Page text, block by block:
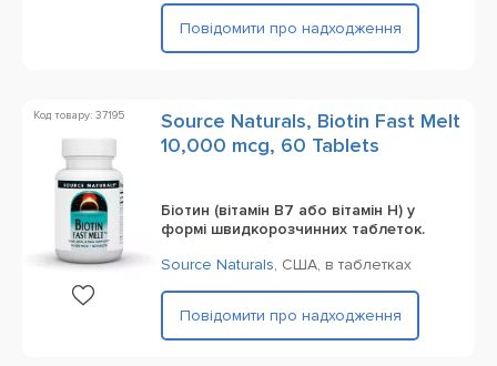
Повідомити про надходження
Код товару: 37195
Source Naturals, Biotin Fast Melt
10,000 mcg, 60 Tablets
Біотин (вітамін B7 або вітамін H) у
формі швидкорозчинних таблеток.
Source Naturals, США, в таблетках
Повідомити про надходження